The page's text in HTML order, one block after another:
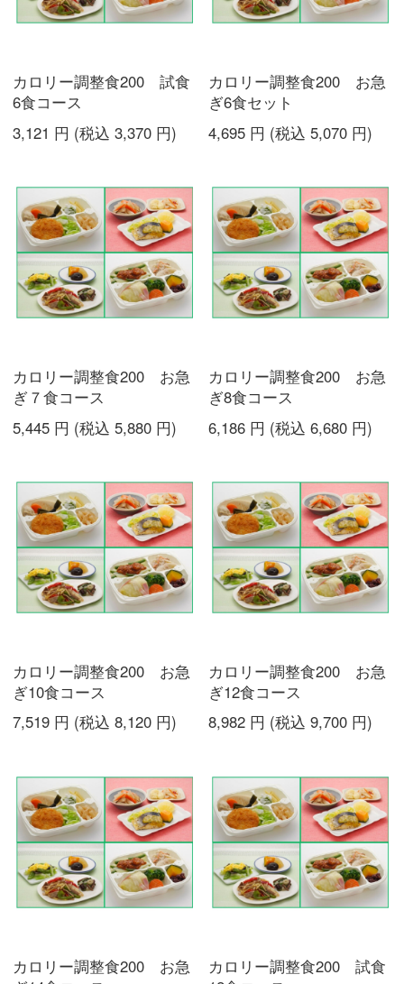
カロリー調整食200 試食
6食コース
3,121 円 (税込 3,370 円)
カロリー調整食200 お急
ぎ6食セット
4,695 円 (税込 5,070 円)
カロリー調整食200 お急
ぎ７食コース
5,445 円 (税込 5,880 円)
カロリー調整食200 お急
ぎ8食コース
6,186 円 (税込 6,680 円)
カロリー調整食200 お急
ぎ10食コース
7,519 円 (税込 8,120 円)
カロリー調整食200 お急
ぎ12食コース
8,982 円 (税込 9,700 円)
カロリー調整食200 お急
カロリー調整食200 試食